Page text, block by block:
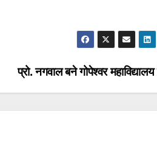
प्रो. नगवाल बने गोपेश्वर